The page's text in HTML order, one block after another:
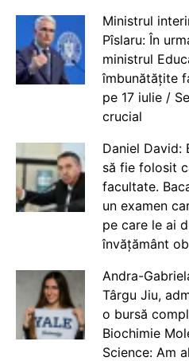
Ministrul
Pîslaru: În
ministrul
îmbunătățite
pe 17 iulie /
crucial
Daniel David:
să fie folosit
facultate.
un examen
pe care le ai
învățământ
Andra-
Târgu Jiu,
o bursă
Biochimie
Science: Am